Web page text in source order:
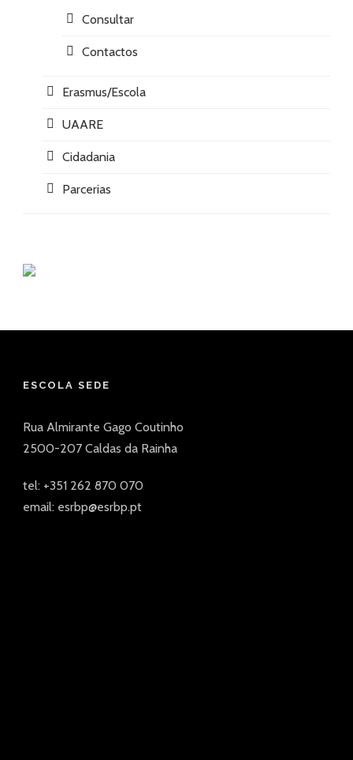
Consultar
Contactos
Erasmus/Escola
UAARE
Cidadania
Parcerias
ESCOLA SEDE
Rua Almirante Gago Coutinho
2500-207 Caldas da Rainha
tel: +351 262 870 070
email: esrbp@esrbp.pt